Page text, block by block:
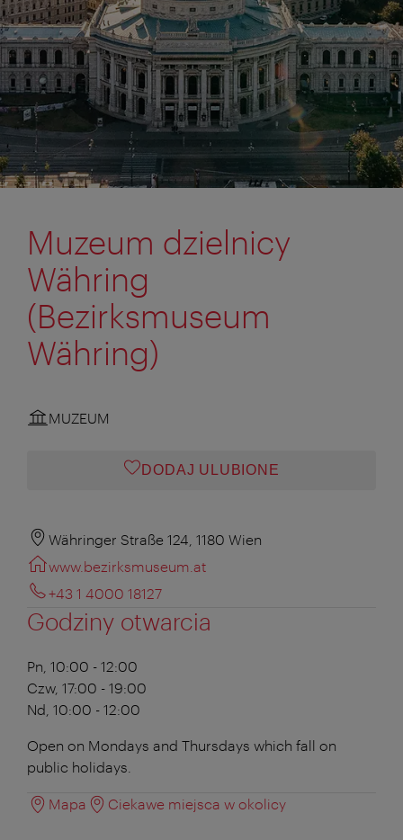
Muzeum dzielnicy
Währing
(Bezirksmuseum
Währing)
MUZEUM
DODAJ ULUBIONE
Währinger Straße 124, 1180 Wien
www.bezirksmuseum.at
+43 1 4000 18127
Godziny otwarcia
Pn, 10:00 - 12:00
Czw, 17:00 - 19:00
Nd, 10:00 - 12:00
Open on Mondays and Thursdays which fall on
public holidays.
Mapa Ciekawe miejsca w okolicy